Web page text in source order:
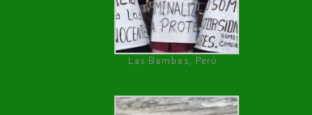
Las Bambas, Perú